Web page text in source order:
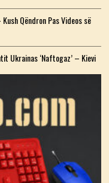
Qëndron Pas Videos së
Ukrainas ‘Naftogaz’ – Kievi